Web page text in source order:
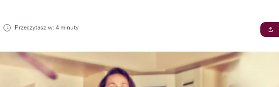
Przeczytasz w: 4 minuty